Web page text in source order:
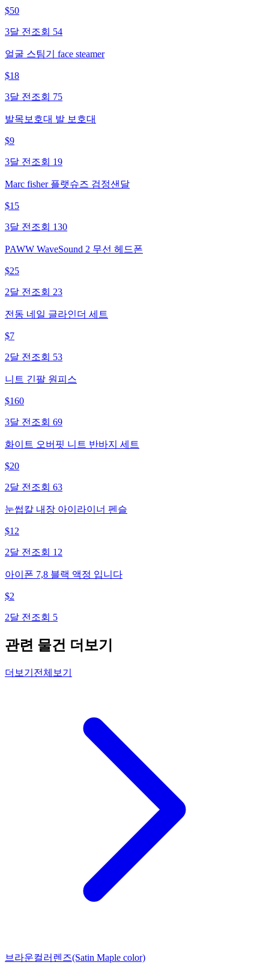
$50
3달 전 조회 54
얼굴 스팀기 face steamer
$18
3달 전 조회 75
발목보호대 발 보호대
$9
3달 전 조회 19
Marc fisher 플랫슈즈 검정샌달
$15
3달 전 조회 130
PAWW WaveSound 2 무선 헤드폰
$25
2달 전 조회 23
전동 네일 글라인더 세트
$7
2달 전 조회 53
니트 긴팔 원피스
$160
3달 전 조회 69
화이트 오버핏 니트 반바지 세트
$20
2달 전 조회 63
눈썹칼 내장 아이라이너 펜슬
$12
2달 전 조회 12
아이폰 7,8 블랙 액정 입니다
$2
2달 전 조회 5
관련 물건 더보기
더보기 전체보기
브라운컬러렌즈(Satin Maple color)